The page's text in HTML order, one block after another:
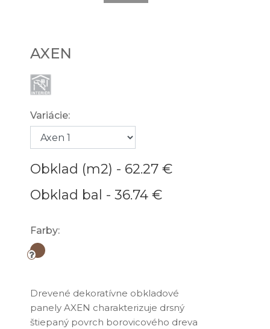
AXEN
Variácie:
Obklad (m2) - 62.27 €
Obklad bal - 36.74 €
Farby:
Drevené dekoratívne obkladové
panely AXEN charakterizuje drsný
štiepaný povrch borovicového dreva